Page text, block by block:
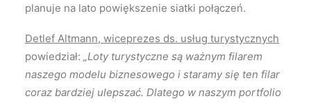
planuje na lato powiększenie siatki połączeń.
Detlef Altmann, wiceprezes ds. usług turystycznych
powiedział: „Loty turystyczne są ważnym filarem
naszego modelu biznesowego i staramy się ten filar
coraz bardziej ulepszać. Dlatego w naszym portfolio